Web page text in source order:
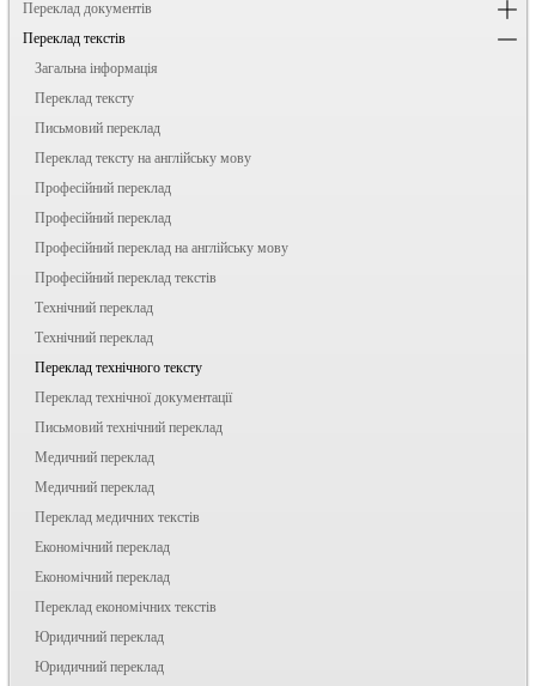
Переклад документів
Переклад текстів
Загальна інформація
Переклад тексту
Письмовий переклад
Переклад тексту на англійську мову
Професійний переклад
Професійний переклад
Професійний переклад на англійську мову
Професійний переклад текстів
Технічний переклад
Технічний переклад
Переклад технічного тексту
Переклад технічної документації
Письмовий технічний переклад
Медичний переклад
Медичний переклад
Переклад медичних текстів
Економічний переклад
Економічний переклад
Переклад економічних текстів
Юридичний переклад
Юридичний переклад